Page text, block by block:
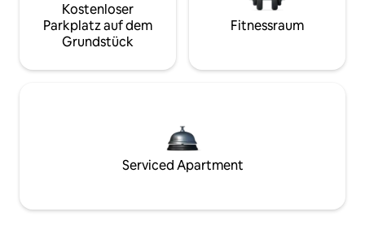
Kostenloser
Parkplatz auf dem
Grundstück
Fitnessraum
Serviced Apartment